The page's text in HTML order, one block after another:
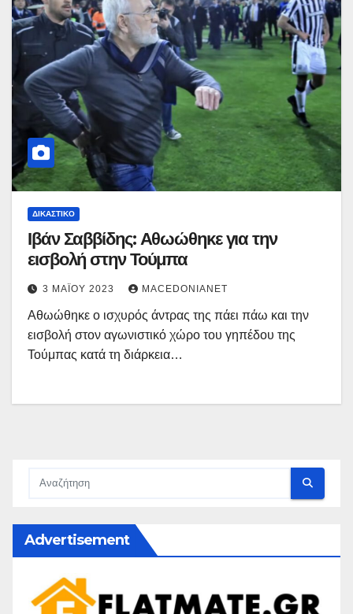
ΔΙΚΑΣΤΙΚΌ
Ιβάν Σαββίδης: Αθωώθηκε για την
εισβολή στην Τούμπα
3 ΜΑΪ́ΟΥ 2023 MACEDONIANET
Αθωώθηκε ο ισχυρός άντρας της πάει πάω και την
εισβολή στον αγωνιστικό χώρο του γηπέδου της
Τούμπας κατά τη διάρκεια…
Advertisement